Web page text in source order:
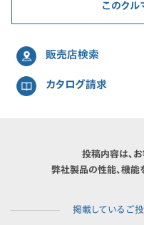
このクル
販売店検索
カタログ請求
投稿内容は、
弊社製品の性能、機能